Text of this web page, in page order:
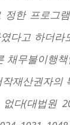
정한 프로그
다고 하더
채무불이행
재산권자의
다(대법원